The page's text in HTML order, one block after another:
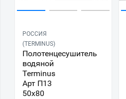
РОССИЯ
(TERMINUS)
Полотенцесушитель
водяной
Terminus
Арт П13
50х80